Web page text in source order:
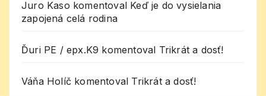
Juro Kaso komentoval Keď je do vysielania
zapojená celá rodina
Ďuri PE / epx.K9 komentoval Trikrát a dosť!
Váňa Holíč komentoval Trikrát a dosť!